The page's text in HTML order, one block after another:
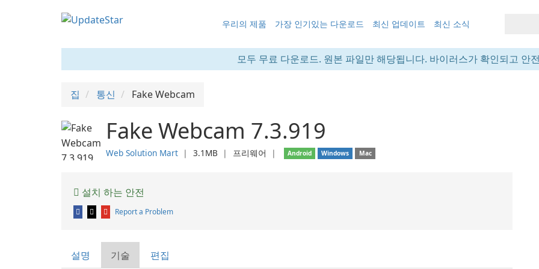
우리의 제품 가장 인기있는 다운로드 최신 업데이트 최신 소식
모두 무료 다운로드. 원본 파일만 해당됩니다. 바이러스가 확인되고 안
집 통신 Fake Webcam
Fake Webcam 7.3.919
Web Solution Mart ❘ 3.1MB ❘ 프리웨어 ❘ Android Windows Mac
설치 하는 안전
Report a Problem
설명 기술 편집